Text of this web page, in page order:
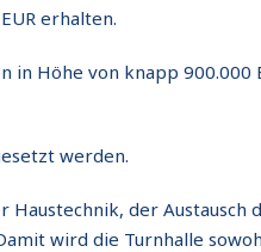
erhalten.
Höhe von knapp 900.000
werden.
der
wird die Turnhalle